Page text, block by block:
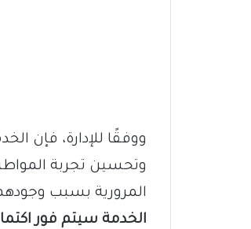
ووفقًا للإدارة، فإن
وتحسين تجربة
المرورية بسبب
الخدمة سيتم فور